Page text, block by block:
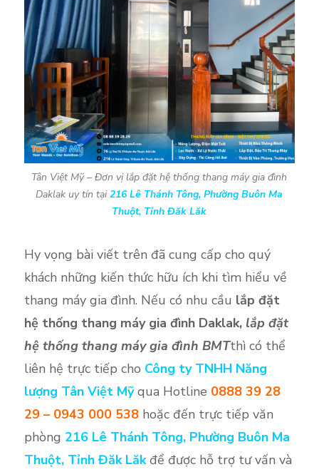
Tân Việt Mỹ – Đơn vị lắp đặt hệ thống thang máy gia đình
Daklak uy tín tại216 Lê Thánh Tông, Phường Buôn Ma
Thuột, Tỉnh Đăk Lăk
Hy vọng bài viết trên đã cung cấp cho quý
khách những kiến thức hữu ích khi tìm hiểu về
thang máy gia đình. Nếu có nhu cầu lắp đặt
hệ thống thang máy gia đình Daklak, lắp đặt
hệ thống thang máy gia đình BMTthì có thể
liên hệ trực tiếp cho Công ty TNHH Năng
lượng Tân Việt Mỹqua Hotline 0888 39 28
29 – 0943 000 538hoặc đến trực tiếp văn
phòng 216 Lê Thánh Tông, Phường Buôn Ma
Thuột, Tỉnh Đăk Lăkđể được hỗ trợ tư vấn và